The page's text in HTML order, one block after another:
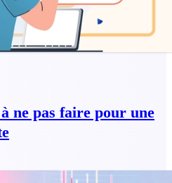
ne pas faire pour une